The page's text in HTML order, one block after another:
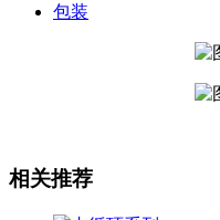
包装
相关推荐